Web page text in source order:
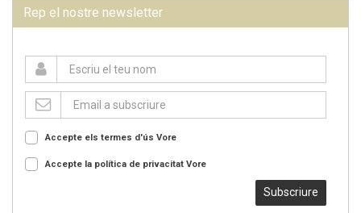
Rep el nostre newsletter
Accepte els termes d'ús Vore
Accepte la política de privacitat Vore
Subscriure